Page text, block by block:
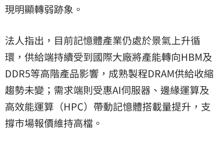
現明顯轉弱跡象。
法人指出，目前記憶體產業仍處於景氣上升循
環，供給端持續受到國際大廠將產能轉向HBM及
DDR5等高階產品影響，成熟製程DRAM供給收縮
趨勢未變；需求端則受惠AI伺服器、邊緣運算及
高效能運算（HPC）帶動記憶體搭載量提升，支
撐市場報價維持高檔。